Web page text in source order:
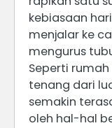
kebiasaan
menjalar ke
mengurus
Seperti
tenang dari
semakin
oleh hal-hal